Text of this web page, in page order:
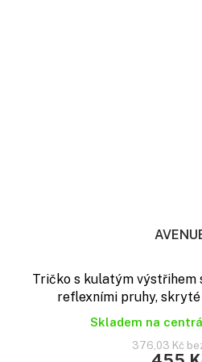
Tričko s kulatým výstřihem
reflexními pruhy, skryté
Skladem na
376,03 Kč